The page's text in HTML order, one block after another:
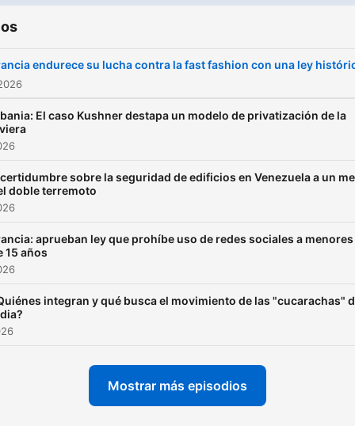
endurece su lucha contra la fast fashion con una ley
El caso Kushner destapa un modelo de privatización de la
sobre la seguridad de edificios en Venezuela a un
doble terremoto
aprueban ley que prohíbe uso de redes sociales a menores
15 años
integran y qué busca el movimiento de las "cucarachas"
Mostrar más episodios